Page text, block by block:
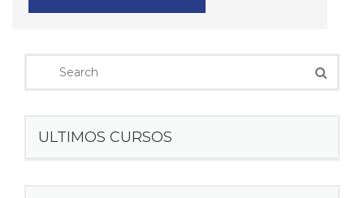
ULTIMOS CURSOS